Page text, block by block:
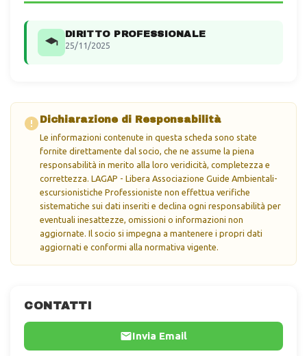
CONTATTI
Invia Email
DIRITTO PROFESSIONALE
25/11/2025
Dichiarazione di Responsabilità
Le informazioni contenute in questa scheda sono state
fornite direttamente dal socio, che ne assume la piena
responsabilità in merito alla loro veridicità, completezza e
correttezza. LAGAP - Libera Associazione Guide Ambientali-
escursionistiche Professioniste non effettua verifiche
sistematiche sui dati inseriti e declina ogni responsabilità per
eventuali inesattezze, omissioni o informazioni non
aggiornate. Il socio si impegna a mantenere i propri dati
aggiornati e conformi alla normativa vigente.